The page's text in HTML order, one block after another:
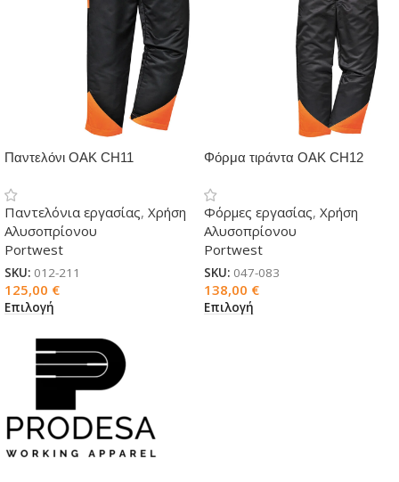
Παντελόνι OAK CH11
Παντελόνια εργασίας, Χρήση
Αλυσοπρίονου
Portwest
SKU: 012-211
125,00 €
Επιλογή
Φόρμα τιράντα OAK CH12
Φόρμες εργασίας, Χρήση
Αλυσοπρίονου
Portwest
SKU: 047-083
138,00 €
Επιλογή